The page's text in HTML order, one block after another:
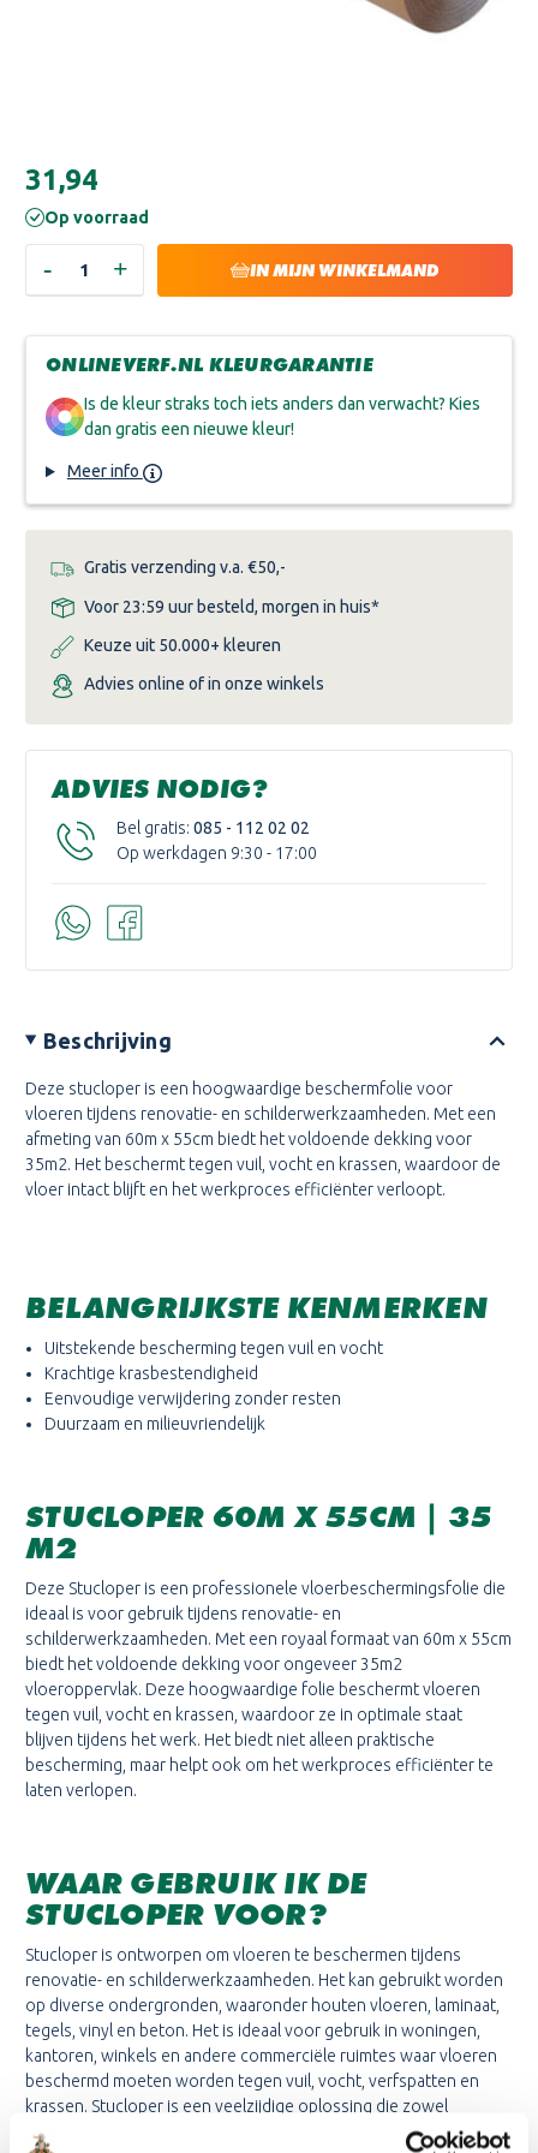
voorraad:
€31,94
Op voorraad
HOEVEELHEID
VAN
60M
55CM
35
M2
- HOEVEELHEID
VAN
60M
55CM
35
+ IN MIJN WINKELMAND
ONLINEVERF.NL KLEURGARANTIE
Is de kleur straks toch iets anders dan verwacht? Kies
dan gratis een nieuwe kleur!
Meer info
Gratis verzending v.a. €50,-
Voor 23:59 uur besteld, morgen in huis*
Keuze uit 50.000+ kleuren
Advies online of in onze winkels
ADVIES NODIG?
Bel gratis: 085 - 112 02 02
Op werkdagen 9:30 - 17:00
Beschrijving
Deze stucloper is een hoogwaardige beschermfolie voor
vloeren tijdens renovatie- en schilderwerkzaamheden. Met een
afmeting van 60m x 55cm biedt het voldoende dekking voor
35m2. Het beschermt tegen vuil, vocht en krassen, waardoor de
vloer intact blijft en het werkproces efficiënter verloopt.
BELANGRIJKSTE KENMERKEN
Uitstekende bescherming tegen vuil en vocht
Krachtige krasbestendigheid
Eenvoudige verwijdering zonder resten
Duurzaam en milieuvriendelijk
STUCLOPER 60M X 55CM | 35
M2
Deze Stucloper is een professionele vloerbeschermingsfolie die
ideaal is voor gebruik tijdens renovatie- en
schilderwerkzaamheden. Met een royaal formaat van 60m x 55cm
biedt het voldoende dekking voor ongeveer 35m2
vloeroppervlak. Deze hoogwaardige folie beschermt vloeren
tegen vuil, vocht en krassen, waardoor ze in optimale staat
blijven tijdens het werk. Het biedt niet alleen praktische
bescherming, maar helpt ook om het werkproces efficiënter te
laten verlopen.
WAAR GEBRUIK IK DE
STUCLOPER VOOR?
Stucloper is ontworpen om vloeren te beschermen tijdens
renovatie- en schilderwerkzaamheden. Het kan gebruikt worden
op diverse ondergronden, waaronder houten vloeren, laminaat,
tegels, vinyl en beton. Het is ideaal voor gebruik in woningen,
kantoren, winkels en andere commerciële ruimtes waar vloeren
beschermd moeten worden tegen vuil, vocht, verfspatten en
krassen. Stucloper is een veelzijdige oplossing die zowel
geschikt is voor kleine klussen als voor grotere projecten.